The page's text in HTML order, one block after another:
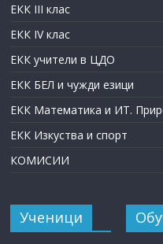
ЕКК III клас
ЕКК IV клас
ЕКК учители в ЦДО
ЕКК БЕЛ и чужди езици
ЕКК Математика и ИТ.
ЕКК Изкуства и спорт
КОМИСИИ
Ученици